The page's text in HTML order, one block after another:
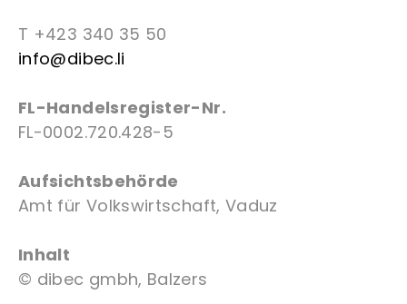
T +423 340 35 50
info@dibec.li
FL-Handelsregister-Nr.
FL-0002.720.428-5
Aufsichtsbehörde
Amt für Volkswirtschaft, Vaduz
Inhalt
© dibec gmbh, Balzers